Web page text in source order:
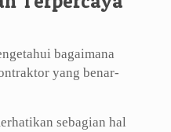
bagaimana
yang benar-
sebagian hal